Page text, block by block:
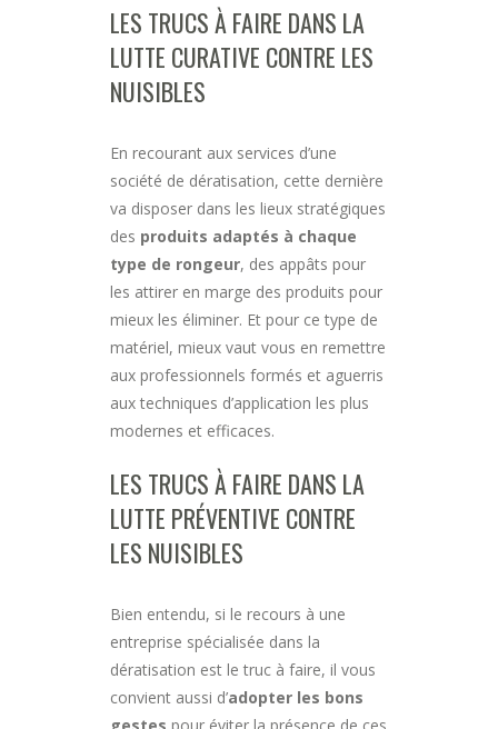
LES TRUCS À FAIRE DANS LA
LUTTE CURATIVE CONTRE LES
NUISIBLES
En recourant aux services d’une
société de dératisation, cette dernière
va disposer dans les lieux stratégiques
des produits adaptés à chaque
type de rongeur, des appâts pour
les attirer en marge des produits pour
mieux les éliminer. Et pour ce type de
matériel, mieux vaut vous en remettre
aux professionnels formés et aguerris
aux techniques d’application les plus
modernes et efficaces.
LES TRUCS À FAIRE DANS LA
LUTTE PRÉVENTIVE CONTRE
LES NUISIBLES
Bien entendu, si le recours à une
entreprise spécialisée dans la
dératisation est le truc à faire, il vous
convient aussi d’adopter les bons